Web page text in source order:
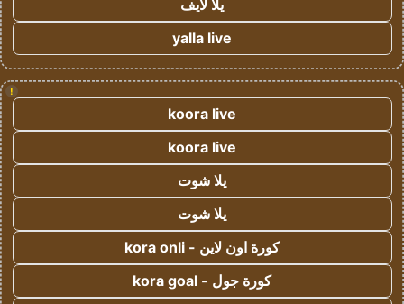
يلا لايف
yalla live
!
koora live
koora live
يلا شوت
يلا شوت
كورة اون لاين - kora onli
كورة جول - kora goal